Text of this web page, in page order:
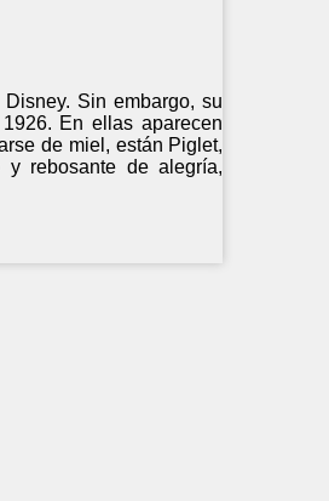
Sin embargo, su
En ellas aparecen
de miel, están Piglet,
y rebosante de alegría,